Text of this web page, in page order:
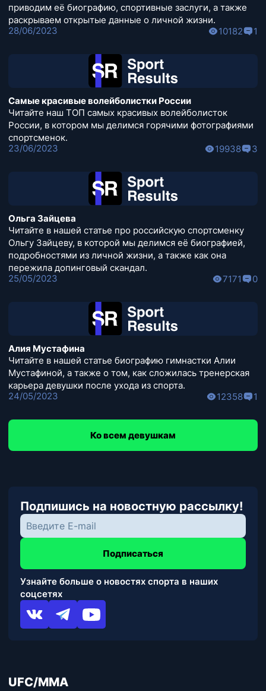
приводим её биографию, спортивные заслуги, а также
раскрываем открытые данные о личной жизни.
28/06/2023
10182 1
Самые красивые волейболистки России
Читайте наш ТОП самых красивых волейболисток
России, в котором мы делимся горячими фотографиями
спортсменок.
23/06/2023
19938 3
Ольга Зайцева
Читайте в нашей статье про российскую спортсменку
Ольгу Зайцеву, в которой мы делимся её биографией,
подробностями из личной жизни, а также как она
пережила допинговый скандал.
25/05/2023
7171 0
Алия Мустафина
Читайте в нашей статье биографию гимнастки Алии
Мустафиной, а также о том, как сложилась тренерская
карьера девушки после ухода из спорта.
24/05/2023
12358 1
Ко всем девушкам
Подпишись на новостную рассылку!
Подписаться
Узнайте больше о новостях спорта в наших
соцсетях
UFC/MMA